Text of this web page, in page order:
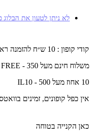
לא ניתן לטעון את הבלוג
קודי קופון : 10 ש״ח להזמנה ראשונה - BL10
משלוח חינם מעל 350 - FREE
10 אחוז מעל 500 - IL10
אין כפל קופונים, זמינים
כאן הקנייה בטוחה